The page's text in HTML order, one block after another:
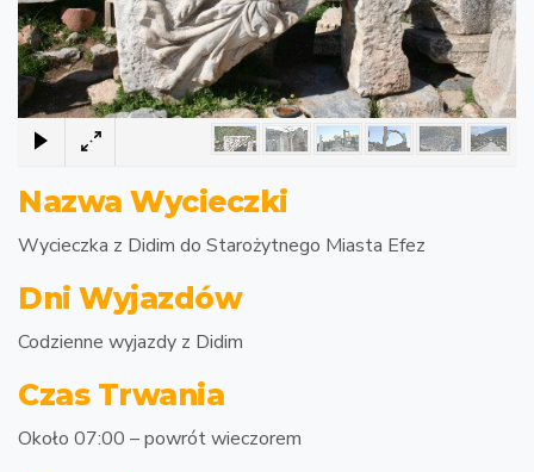
×
Nazwa Wycieczki
Wycieczka z Didim do Starożytnego Miasta Efez
Dni Wyjazdów
Codzienne wyjazdy z Didim
Czas Trwania
Około 07:00 – powrót wieczorem